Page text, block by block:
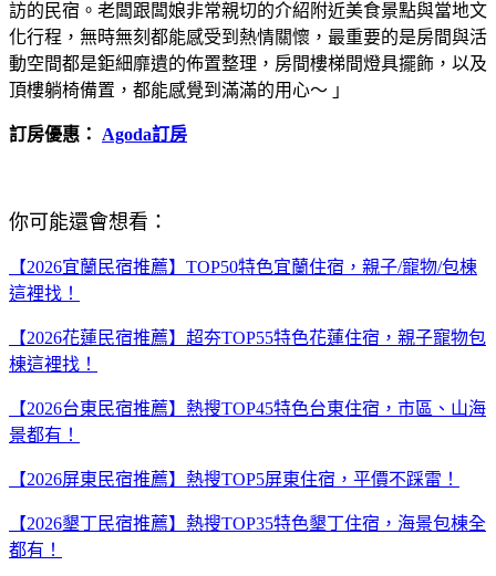
訪的民宿。老闆跟闆娘非常親切的介紹附近美食景點與當地文
化行程，無時無刻都能感受到熱情關懷，最重要的是房間與活
動空間都是鉅細靡遺的佈置整理，房間樓梯間燈具擺飾，以及
頂樓躺椅備置，都能感覺到滿滿的用心～ 」
訂房優惠： Agoda訂房
你可能還會想看：
【2026宜蘭民宿推薦】TOP50特色宜蘭住宿，親子/寵物/包棟
這裡找！
【2026花蓮民宿推薦】超夯TOP55特色花蓮住宿，親子寵物包
棟這裡找！
【2026台東民宿推薦】熱搜TOP45特色台東住宿，市區、山海
景都有！
【2026屏東民宿推薦】熱搜TOP5屏東住宿，平價不踩雷！
【2026墾丁民宿推薦】熱搜TOP35特色墾丁住宿，海景包棟全
都有！